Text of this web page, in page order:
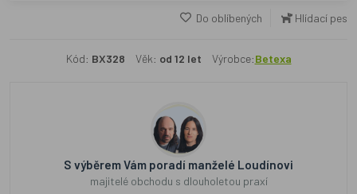
Do oblíbených Hlídací pes
Kód: BX328 Věk: od 12 let Výrobce:Betexa
S výběrem Vám poradí manželé Loudínovi
majitelé obchodu s dlouholetou praxí